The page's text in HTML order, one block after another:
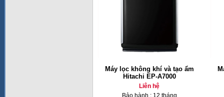
Máy lọc không khí và tạo ẩm
Hitachi EP-A7000
Liên hệ
Bảo hành : 12 tháng